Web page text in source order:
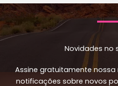
Novidades no
Assine gratuitamente
notificações sobre novos